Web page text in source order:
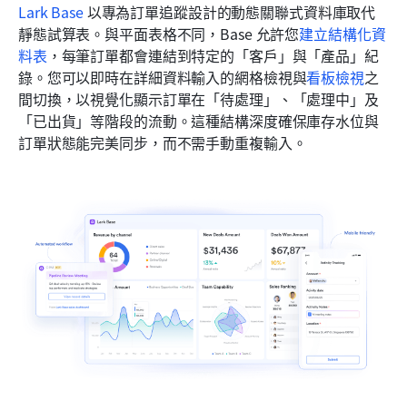
Lark Base 以專為訂單追蹤設計的動態關聯式資料庫取代
靜態試算表。與平面表格不同，Base 允許您建立結構化資
料表 ，每筆訂單都會連結到特定的「客戶」與「產品」紀
錄。您可以即時在詳細資料輸入的網格檢視與看板檢視之
間切換，以視覺化顯示訂單在「待處理」、「處理中」及
「已出貨」等階段的流動。這種結構深度確保庫存水位與
訂單狀態能完美同步，而不需手動重複輸入。